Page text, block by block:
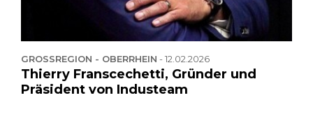
GROSSREGION - OBERRHEIN -12.02.2026
Thierry Franscechetti, Gründer und
Präsident von Industeam